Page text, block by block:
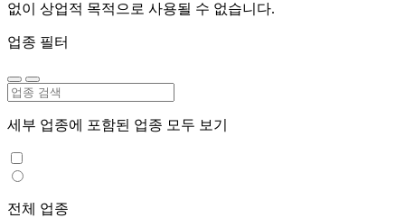
없이 상업적 목적으로 사용될 수 없습니다.
업종 필터
세부 업종에 포함된 업종 모두 보기
전체 업종